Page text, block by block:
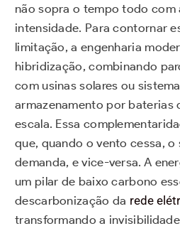
não sopra o tempo todo com
intensidade. Para contornar
limitação, a engenharia
hibridização, combinando
com usinas solares ou
armazenamento por baterias
escala. Essa
que, quando o vento cessa, o
demanda, e vice-versa. A
um pilar de baixo carbono
descarbonização da rede
transformando a